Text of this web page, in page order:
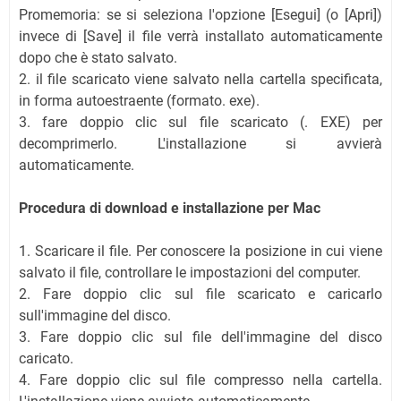
Promemoria: se si seleziona l'opzione [Esegui] (o [Apri])
invece di [Save] il file verrà installato automaticamente
dopo che è stato salvato.
2. il file scaricato viene salvato nella cartella specificata,
in forma autoestraente (formato. exe).
3. fare doppio clic sul file scaricato (. EXE) per
decomprimerlo. L'installazione si avvierà
automaticamente.
Procedura di download e installazione per Mac
1. Scaricare il file. Per conoscere la posizione in cui viene
salvato il file, controllare le impostazioni del computer.
2. Fare doppio clic sul file scaricato e caricarlo
sull'immagine del disco.
3. Fare doppio clic sul file dell'immagine del disco
caricato.
4. Fare doppio clic sul file compresso nella cartella.